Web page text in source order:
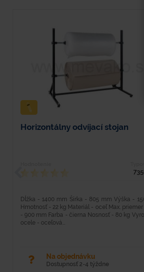
Horizontálny odvíjací stojan
Dĺžka - 1400 mm Šírka - 805 mm Výška -
Hmotnosť - 22 kg Materiál - oceľ Max.
- 900 mm Farba - čierna Nosnosť - 80 kg
ocele - oceľová...
Na objednávku
Dostupnosť 2-4 týždne